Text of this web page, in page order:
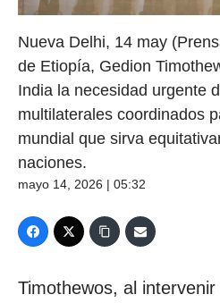
Nueva Delhi, 14 may
de Etiopía, Gedion
India la necesidad urgente
multilaterales coordinados
mundial que sirva
naciones.
mayo 14, 2026 | 05:32
Timothewos, al